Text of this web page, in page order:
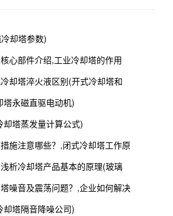
却塔参数)
心部件介绍,工业冷却塔的作用
却塔淬火液区别(开式冷却塔和
塔永磁直驱电动机)
却塔蒸发量计算公式)
施注意哪些？,闭式冷却塔工作原
析冷却塔产品基本的原理(玻璃
噪音及震荡问题？,企业如何解决
却塔隔音降噪公司)